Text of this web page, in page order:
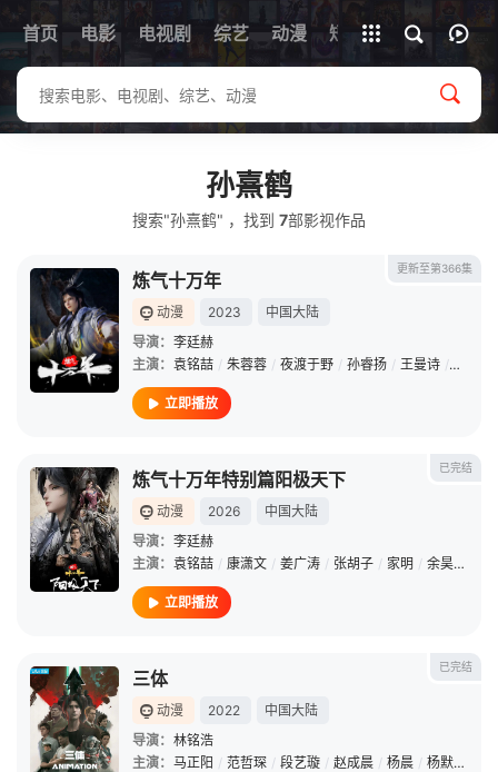
首页 电影 电视剧 综艺 动漫 短剧
全部影片
孙熹鹤
搜索"孙熹鹤" ，找到 7部影视作品
更新至第366集
炼气十万年
动漫 2023
中国大陆
导演： 李廷赫
主演： 袁铭喆 / 朱蓉蓉 / 夜渡于野 / 孙睿扬 / 王曼诗 / 周侗
立即播放
已完结
炼气十万年特别篇阳极天下
动漫 2026
中国大陆
导演： 李廷赫
主演： 袁铭喆 / 康潇文 / 姜广涛 / 张胡子 / 家明 / 余昊威
立即播放
已完结
三体
动漫 2022
中国大陆
导演： 林铭浩
主演： 马正阳 / 范哲琛 / 段艺璇 / 赵成晨 / 杨晨 / 杨默 /